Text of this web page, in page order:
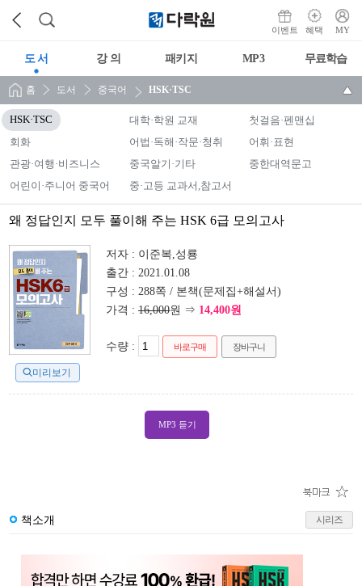
이벤트 혜택 MY
도 서 강 의 패키지 MP3 무료학습
홈 도서 중국어 HSK·TSC
HSK·TSC 대학·학원 교재
첫걸음·펜맨십
회화
어법·독해·작문·청취
어휘·표현
관광·여행·비즈니스
중국알기·기타
중한대역문고
어린이·주니어 중국어
중·고등 교과서,참고서
왜 정답인지 모두 풀이해 주는 HSK 6급 모의고사
미리보기
저자 : 이준복,성룡
출간 : 2021.01.08
구성 : 288쪽 / 본책(문제집+해설서)
가격 : 16,000원 ⇒ 14,400원
수량 : 바로구매 장바구니
MP3 듣기
책소개 시리즈